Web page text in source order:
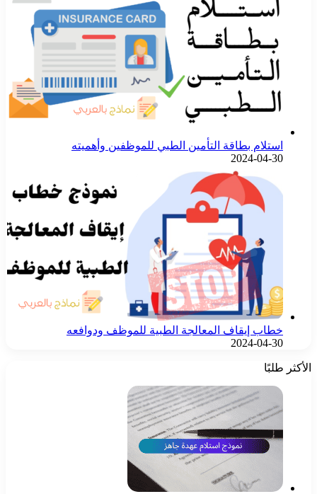
استلام بطاقة التأمين الطبي للموظفين وأهميته
2024-04-30
خطاب إيقاف المعالجة الطبية للموظف ودوافعه
2024-04-30
الأكثر طلبًا